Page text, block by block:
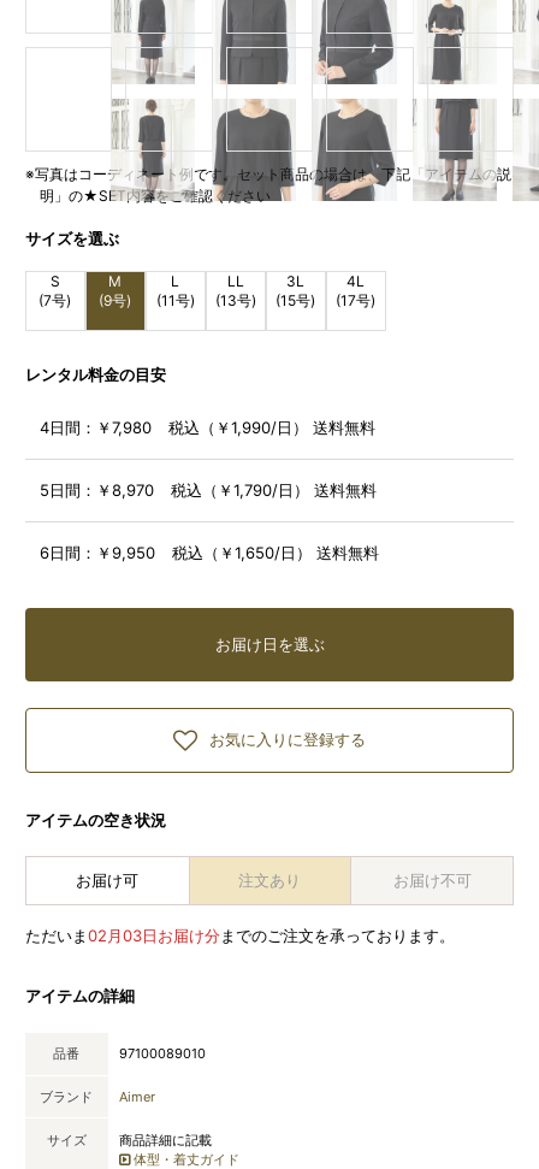
※写真はコーディネート例です。セット商品の場合は、下記「アイテムの説
明」の★SET内容をご確認ください
サイズを選ぶ
S
(7号)
M
(9号)
L
(11号)
LL
(13号)
3L
(15号)
4L
(17号)
レンタル料金の目安
4日間： ￥7,980 税込（￥1,990/日） 送料無料
5日間： ￥8,970 税込（￥1,790/日） 送料無料
6日間： ￥9,950 税込（￥1,650/日） 送料無料
お届け日を選ぶ
お気に入りに登録する
アイテムの空き状況
お届け可 注文あり お届け不可
ただいま02月03日お届け分までのご注文を承っております。
アイテムの詳細
品番 97100089010
ブランド Aimer
サイズ
商品詳細に記載
体型・着丈ガイド